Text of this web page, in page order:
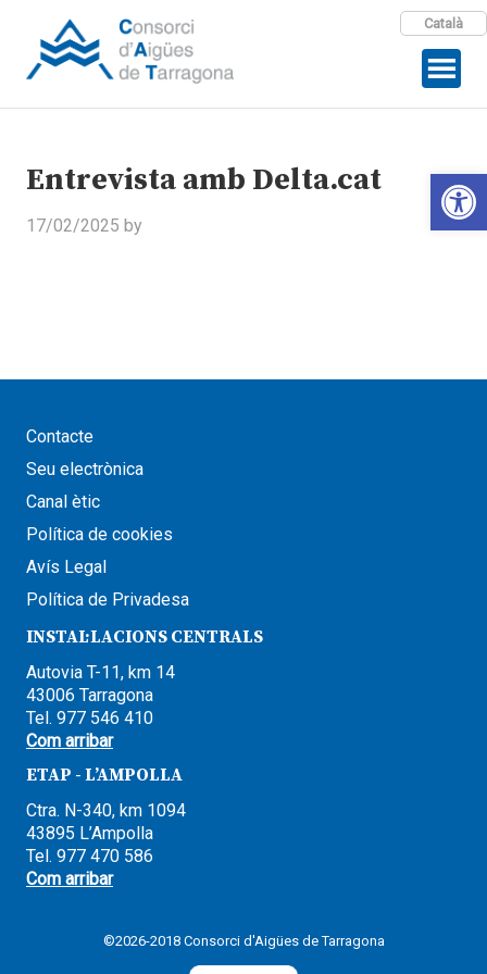
Català
Entrevista amb Delta.cat
17/02/2025 by
Contacte
Seu electrònica
Canal ètic
Política de cookies
Avís Legal
Política de Privadesa
INSTAL·LACIONS CENTRALS
Autovia T-11, km 14
43006 Tarragona
Tel. 977 546 410
Com arribar
ETAP - L’AMPOLLA
Ctra. N-340, km 1094
43895 L’Ampolla
Tel. 977 470 586
Com arribar
©2026-2018 Consorci d'Aigües de Tarragona